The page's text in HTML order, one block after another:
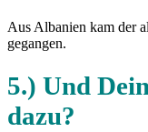
Aus Albanien kam der
gegangen.
5.) Und
dazu?